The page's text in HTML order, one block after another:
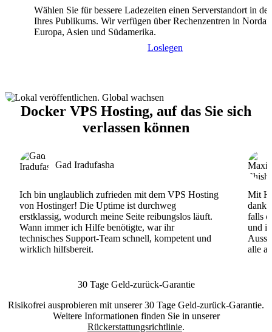
Wählen Sie für bessere Ladezeiten einen Serverstandort in
Ihres Publikums. Wir verfügen über Rechenzentren in
Europa, Asien und Südamerika.
Loslegen
Docker VPS Hosting, auf das Sie sich
verlassen können
Gad Iradufasha
Ich bin unglaublich zufrieden mit dem VPS Hosting
von Hostinger! Die Uptime ist durchweg
erstklassig, wodurch meine Seite reibungslos läuft.
Wann immer ich Hilfe benötigte, war ihr
technisches Support-Team schnell, kompetent und
wirklich hilfsbereit.
Mit
dank
falls
und
alle
30 Tage Geld-zurück-Garantie
Risikofrei ausprobieren mit unserer 30 Tage Geld-zurück-Garantie.
Weitere Informationen finden Sie in unserer
Rückerstattungsrichtlinie.